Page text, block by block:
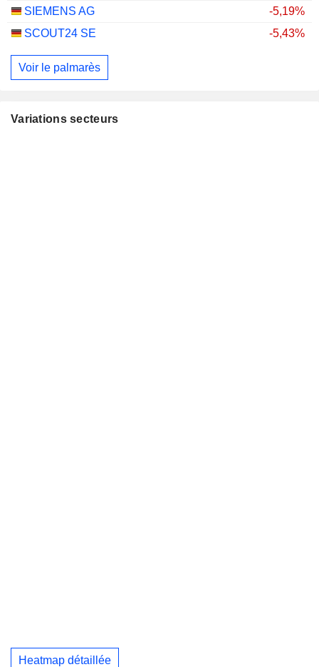
SIEMENS AG
-5,19%
SCOUT24 SE
-5,43%
Voir le palmarès
Variations secteurs
Heatmap détaillée